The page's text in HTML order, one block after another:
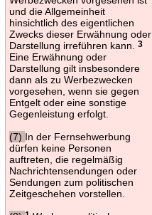
und die Allgemeinheit
hinsichtlich des eigentlichen
Zwecks dieser Erwähnung oder
Darstellung irreführen kann.
3
Eine Erwähnung oder
Darstellung gilt insbesondere
dann als zu Werbezwecken
vorgesehen, wenn sie gegen
Entgelt oder eine sonstige
Gegenleistung erfolgt.
(7) In der Fernsehwerbung
dürfen keine Personen
auftreten, die regelmäßig
Nachrichtensendungen oder
Sendungen zum politischen
Zeitgeschehen vorstellen.